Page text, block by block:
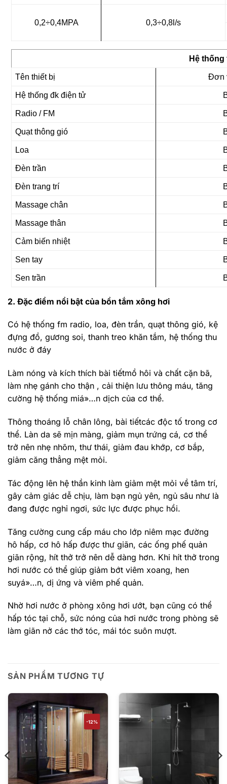
0,2÷0,4MPA 0,3÷0,8l/s
Hệ thống
Tên thiết bị Đơn
Hệ thống đk điện tử
Radio / FM
Quạt thông gió
Loa
Đèn trần
Đèn trang trí
Massage chân
Massage thân
Cảm biến nhiệt
Sen tay
Sen trần
2. Đặc điểm nổi bật của bồn tắm xông hơi
Có hệ thống fm radio, loa, đèn trần, quạt thông gió, kệ
đựng đồ, gương soi, thanh treo khăn tắm, hệ thống thu
nước ở đáy
Làm nóng và kích thích bài tiếtmồ hôi và chất cặn bã,
làm nhẹ gánh cho thận , cải thiện lưu thông máu, tăng
cường hệ thống miá»…n dịch của cơ thể.
Thông thoáng lỗ chân lông, bài tiếtcác độc tố trong cơ
thể. Làn da sẽ mịn màng, giảm mụn trứng cá, cơ thể
trở nên nhẹ nhõm, thư thái, giảm đau khớp, cơ bắp,
giảm căng thẳng mệt mỏi.
Tác động lên hệ thần kinh làm giảm mệt mỏi về tâm trí,
gây cảm giác dễ chịu, làm bạn ngủ yên, ngủ sâu như là
đang được nghỉ ngơi, sức lực được phục hồi.
Tăng cường cung cấp máu cho lớp niêm mạc đường
hô hấp, cơ hô hấp được thư giãn, các ống phế quản
giãn rộng, hít thở trở nên dễ dàng hơn. Khi hít thở trong
hơi nước có thể giúp giảm bớt viêm xoang, hen
suyá»…n, dị ứng và viêm phế quản.
Nhờ hơi nước ở phòng xông hơi ướt, bạn cũng có thể
hấp tóc tại chỗ, sức nóng của hơi nước trong phòng sẽ
làm giãn nở các thớ tóc, mái tóc suôn mượt.
SẢN PHẨM TƯƠNG TỰ
-12%